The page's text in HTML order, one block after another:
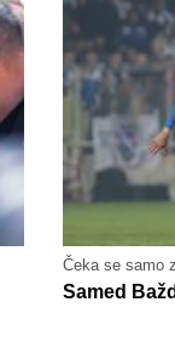
Čeka se samo
Samed